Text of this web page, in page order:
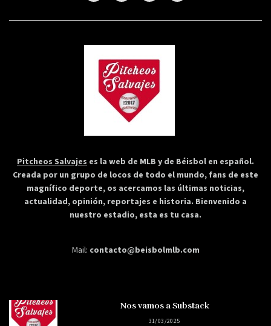
Pitcheos Salvajes es la web de MLB y de Béisbol en español.
Creada por un grupo de locos de todo el mundo, fans de este
magnífico deporte, os acercamos las últimas noticias,
actualidad, opinión, reportajes e historia. Bienvenido a
nuestro estadio, esta es tu casa.
Mail: contacto@beisbolmlb.com
Nos vamos a Substack
31/03/2025